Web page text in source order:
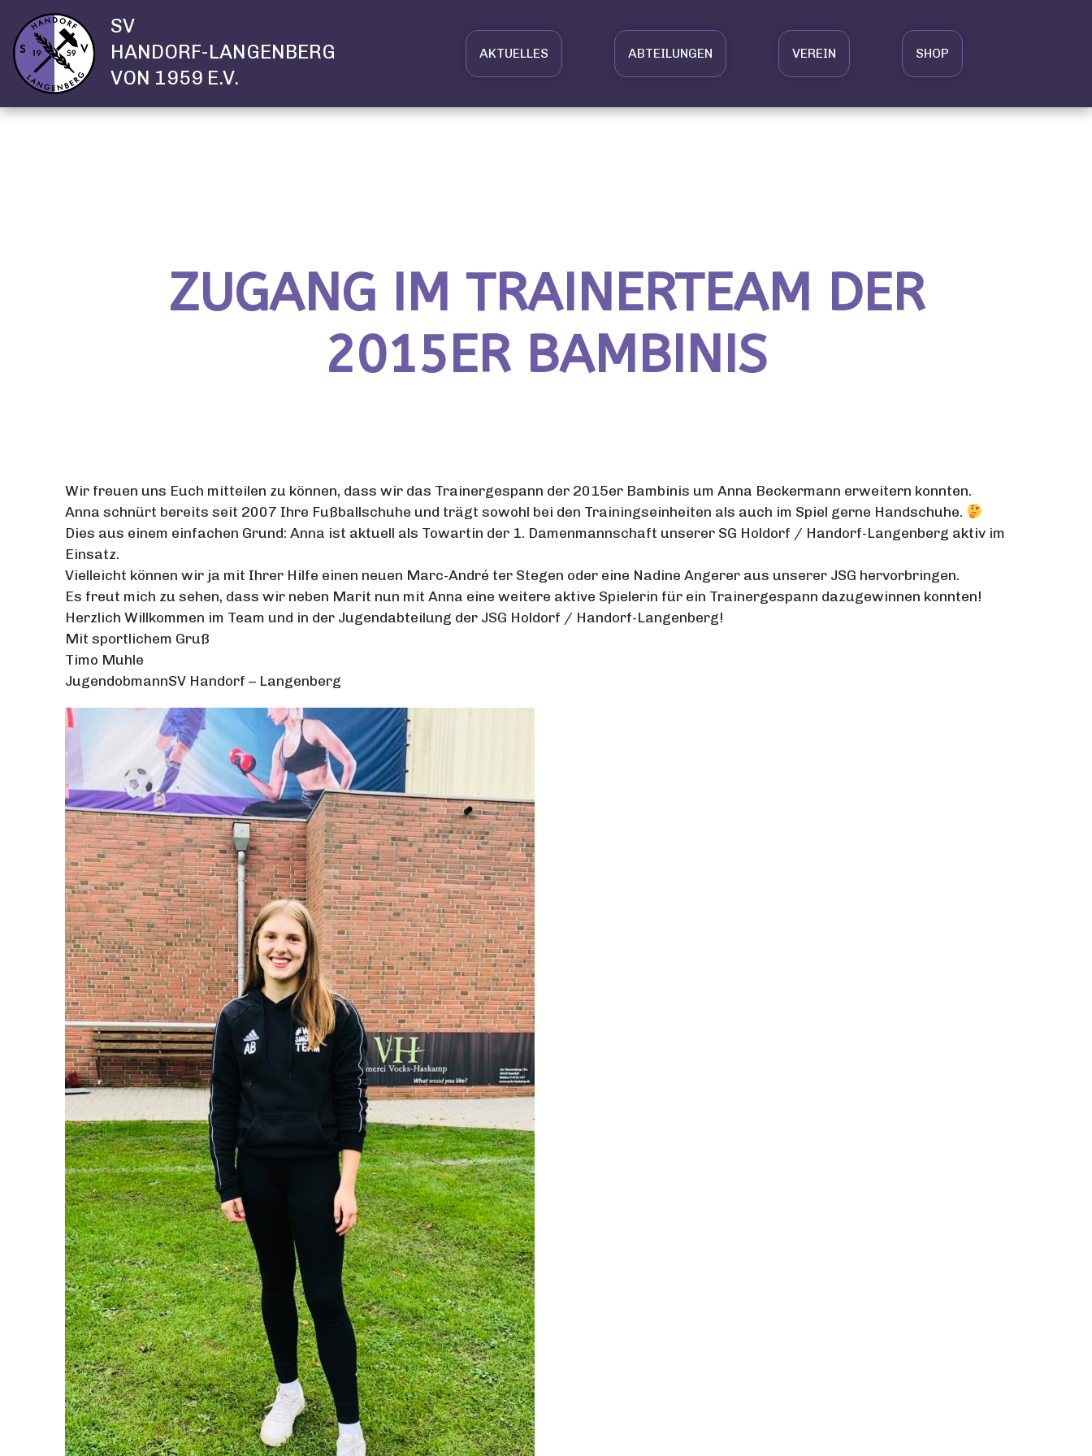
SV
HANDORF-LANGENBERG
VON 1959 E.V.
AKTUELLES ABTEILUNGEN VEREIN SHOP
ZUGANG IM TRAINERTEAM DER
2015ER BAMBINIS
Wir freuen uns Euch mitteilen zu können, dass wir das Trainergespann der 2015er Bambinis um Anna Beckermann erweitern konnten.
Anna schnürt bereits seit 2007 Ihre Fußballschuhe und trägt sowohl bei den Trainingseinheiten als auch im Spiel gerne Handschuhe.
Dies aus einem einfachen Grund: Anna ist aktuell als Towartin der 1. Damenmannschaft unserer SG Holdorf / Handorf-Langenberg aktiv im
Einsatz.
Vielleicht können wir ja mit Ihrer Hilfe einen neuen Marc-André ter Stegen oder eine Nadine Angerer aus unserer JSG hervorbringen.
Es freut mich zu sehen, dass wir neben Marit nun mit Anna eine weitere aktive Spielerin für ein Trainergespann dazugewinnen konnten!
Herzlich Willkommen im Team und in der Jugendabteilung der JSG Holdorf / Handorf-Langenberg!
Mit sportlichem Gruß
Timo Muhle
JugendobmannSV Handorf – Langenberg